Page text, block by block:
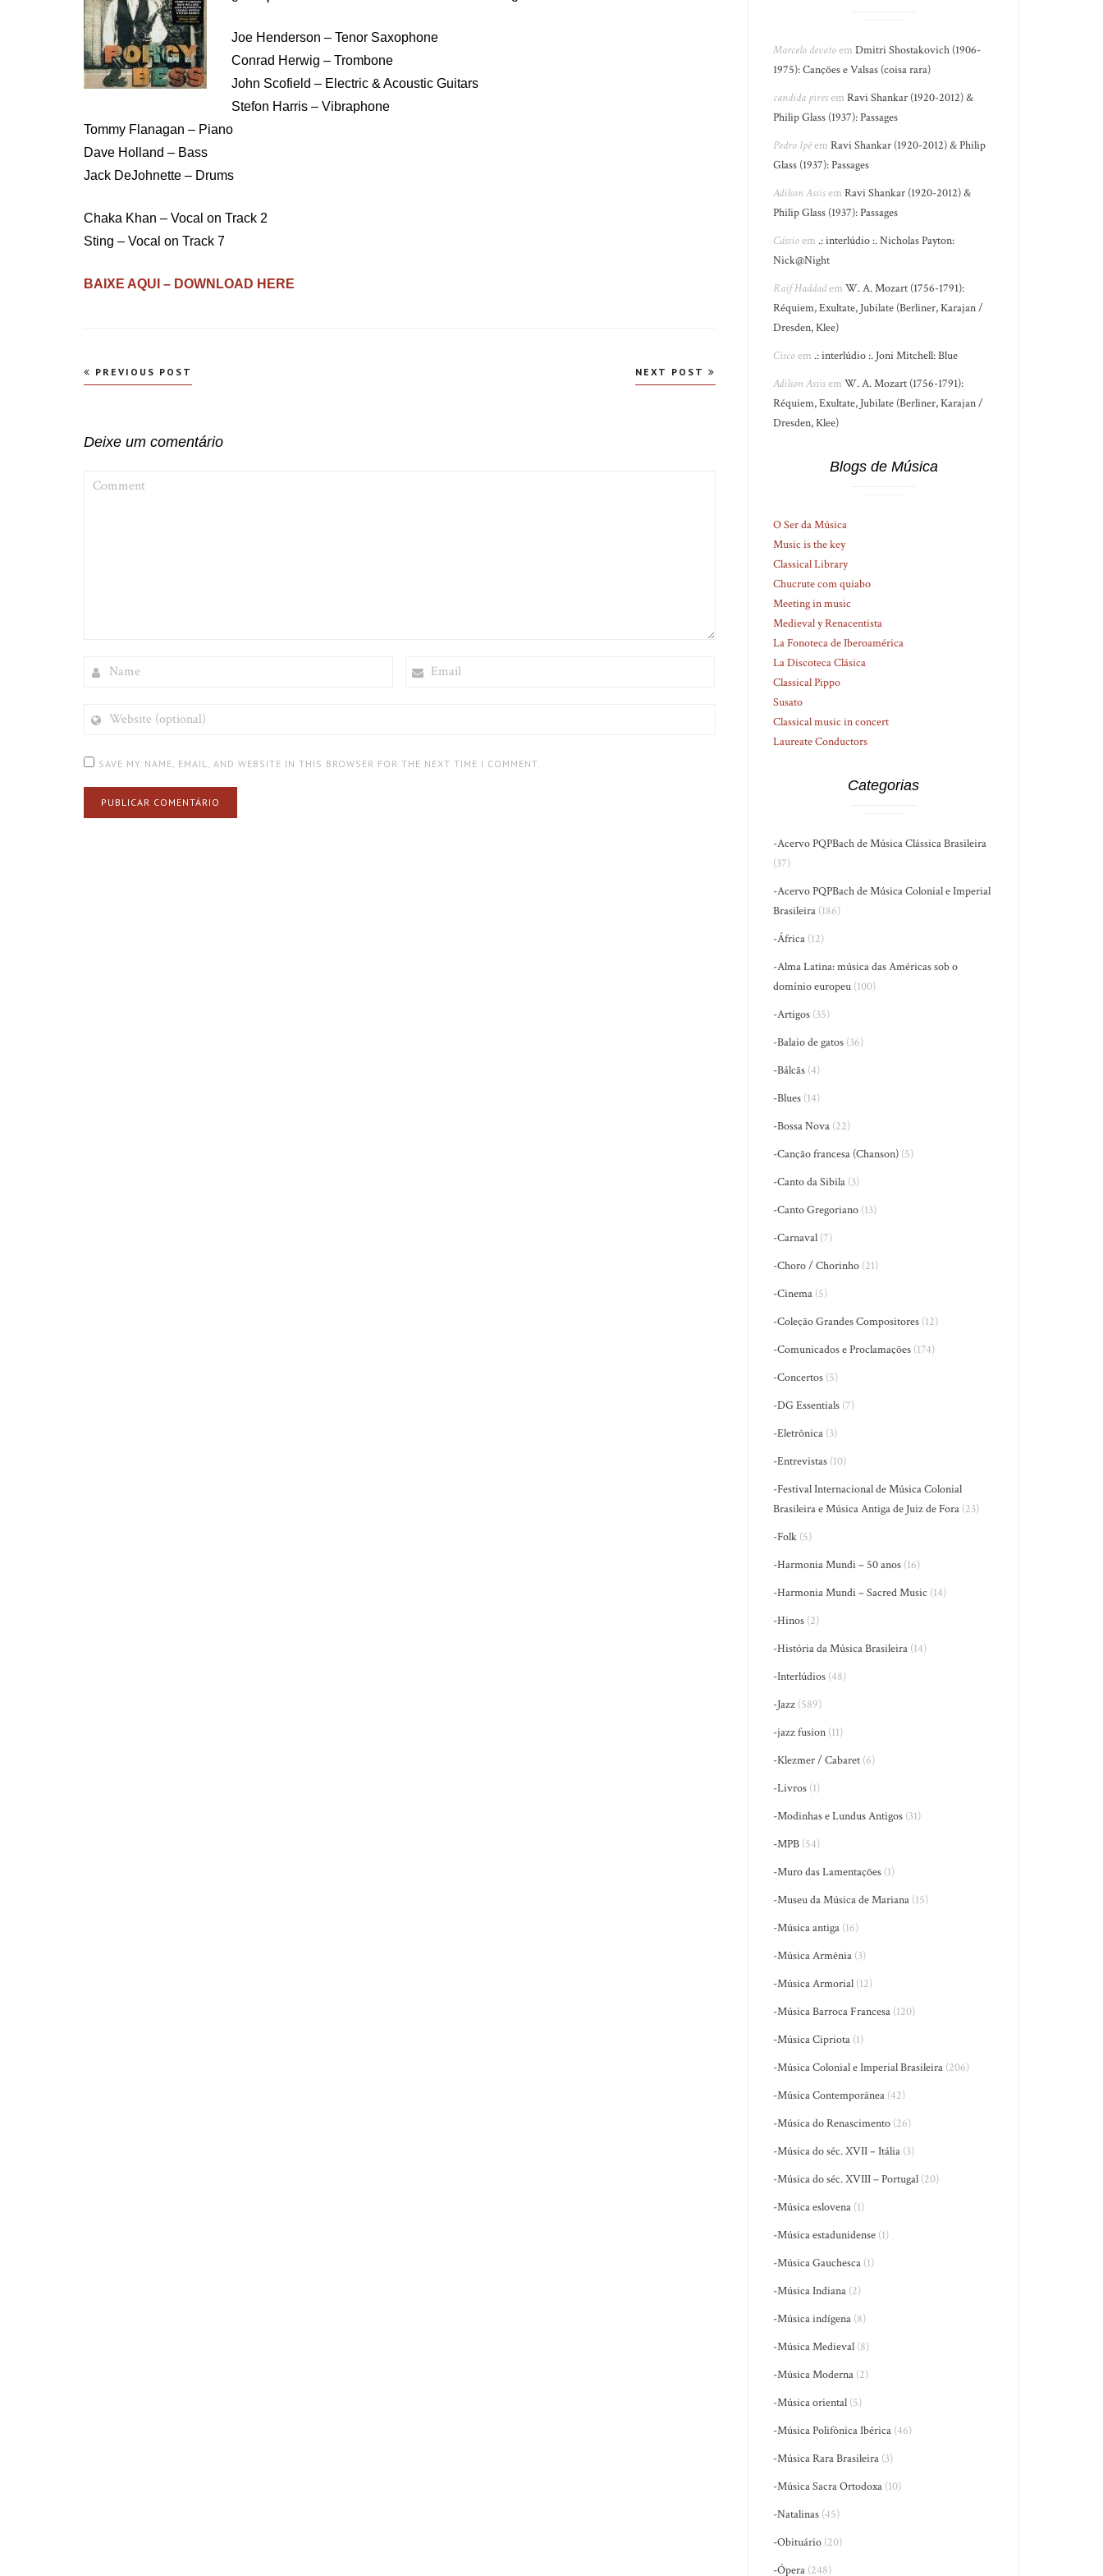
Joe Henderson – Tenor Saxophone
Conrad Herwig – Trombone
John Scofield – Electric & Acoustic Guitars
Stefon Harris – Vibraphone
Tommy Flanagan – Piano
Dave Holland – Bass
Jack DeJohnette – Drums
Chaka Khan – Vocal on Track 2
Sting – Vocal on Track 7
BAIXE AQUI – DOWNLOAD HERE
Navegação
PREVIOUS POST NEXT POST
Deixe um comentário
(OPTIONAL)
SAVE MY NAME, EMAIL, AND WEBSITE IN THIS BROWSER FOR THE NEXT TIME I COMMENT.
Marcelo devotoemDmitri Shostakovich (1906-
1975): Canções e Valsas (coisa rara)
candida piresemRavi Shankar (1920-2012) &
Philip Glass (1937): Passages
Pedro IpêemRavi Shankar (1920-2012) & Philip
Glass (1937): Passages
Adilson AssisemRavi Shankar (1920-2012) &
Philip Glass (1937): Passages
Cássioem .: interlúdio :. Nicholas Payton:
Nick@Night
Raif HaddademW. A. Mozart (1756-1791):
Réquiem, Exultate, Jubilate (Berliner, Karajan /
Dresden, Klee)
Ciscoem .: interlúdio :. Joni Mitchell: Blue
Adilson AssisemW. A. Mozart (1756-1791):
Réquiem, Exultate, Jubilate (Berliner, Karajan /
Dresden, Klee)
Blogs de Música
O Ser da Música
Music is the key
Classical Library
Chucrute com quiabo
Meeting in music
Medieval y Renacentista
La Fonoteca de Iberoamérica
La Discoteca Clásica
Classical Pippo
Susato
Classical music in concert
Laureate Conductors
Categorias
-Acervo PQPBach de Música Clássica Brasileira
(37)
-Acervo PQPBach de Música Colonial e Imperial
Brasileira (186)
-África (12)
-Alma Latina: música das Américas sob o
domínio europeu (100)
-Artigos (35)
-Balaio de gatos (36)
-Bálcãs (4)
-Blues (14)
-Bossa Nova (22)
-Canção francesa (Chanson) (5)
-Canto da Sibila (3)
-Canto Gregoriano (13)
-Carnaval (7)
-Choro / Chorinho (21)
-Cinema (5)
-Coleção Grandes Compositores (12)
-Comunicados e Proclamações (174)
-Concertos (5)
-DG Essentials (7)
-Eletrônica (3)
-Entrevistas (10)
-Festival Internacional de Música Colonial
Brasileira e Música Antiga de Juiz de Fora (23)
-Folk (5)
-Harmonia Mundi – 50 anos (16)
-Harmonia Mundi – Sacred Music (14)
-Hinos (2)
-História da Música Brasileira (14)
-Interlúdios (48)
-Jazz (589)
-jazz fusion (11)
-Klezmer / Cabaret (6)
-Livros (1)
-Modinhas e Lundus Antigos (31)
-MPB (54)
-Muro das Lamentações (1)
-Museu da Música de Mariana (15)
-Música antiga (16)
-Música Armênia (3)
-Música Armorial (12)
-Música Barroca Francesa (120)
-Música Cipriota (1)
-Música Colonial e Imperial Brasileira (206)
-Música Contemporânea (42)
-Música do Renascimento (26)
-Música do séc. XVII – Itália (3)
-Música do séc. XVIII – Portugal (20)
-Música eslovena (1)
-Música estadunidense (1)
-Música Gauchesca (1)
-Música Indiana (2)
-Música indígena (8)
-Música Medieval (8)
-Música Moderna (2)
-Música oriental (5)
-Música Polifônica Ibérica (46)
-Música Rara Brasileira (3)
-Música Sacra Ortodoxa (10)
-Natalinas (45)
-Obituário (20)
-Ópera (248)